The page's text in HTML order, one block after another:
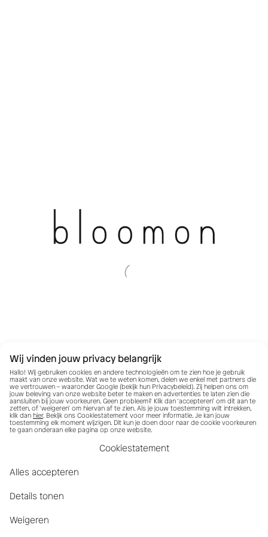
Wij vinden jouw privacy belangrijk
Hallo! Wij gebruiken cookies en andere technologieën om te zien hoe je gebruik
maakt van onze website. Wat we te weten komen, delen we enkel met partners die
we vertrouwen – waaronder Google (bekijk hun Privacybeleid). Zij helpen ons om
jouw beleving van onze website beter te maken en advertenties te laten zien die
aansluiten bij jouw voorkeuren. Geen probleem? Klik dan ‘accepteren’ om dit aan te
zetten, of ‘weigeren’ om hiervan af te zien. Als je jouw toestemming wilt intrekken,
klik dan hier. Bekijk ons Cookiestatement voor meer informatie. Je kan jouw
toestemming elk moment wijzigen. Dit kun je doen door naar de cookie voorkeuren
te gaan onderaan elke pagina op onze website.
Cookiestatement
Alles accepteren
Details tonen
Weigeren